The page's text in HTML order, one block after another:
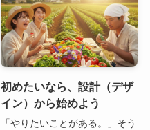
初めたいなら、設計（デザ
イン）から始めよう
「やりたいことがある。」そう